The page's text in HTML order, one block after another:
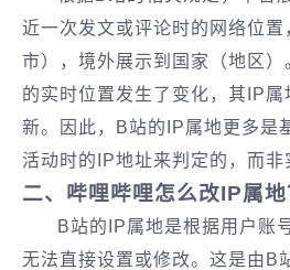
近一次发文或评论时的网络位置
市），境外展示到国家（地区）‌
的实时位置发生了变化，其IP属
新。因此，B站的IP属地更多是
活动时的IP地址来判定的，而非
二、哔哩哔哩怎么改IP属地
B站的IP属地是根据用户账
无法直接设置或修改‌。这是由B